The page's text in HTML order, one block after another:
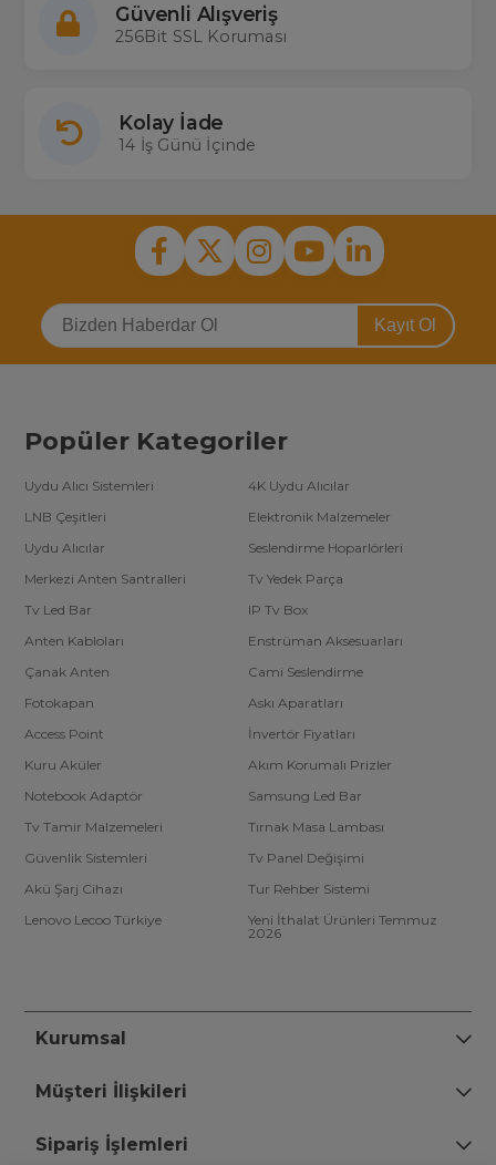
Güvenli Alışveriş
256Bit SSL Koruması
Kolay İade
14 İş Günü İçinde
Kayıt Ol
Popüler Kategoriler
Uydu Alıcı Sistemleri
4K Uydu Alıcılar
LNB Çeşitleri
Elektronik Malzemeler
Uydu Alıcılar
Seslendirme Hoparlörleri
Merkezi Anten Santralleri
Tv Yedek Parça
Tv Led Bar
IP Tv Box
Anten Kabloları
Enstrüman Aksesuarları
Çanak Anten
Cami Seslendirme
Fotokapan
Askı Aparatları
Access Point
İnvertör Fiyatları
Kuru Aküler
Akım Korumalı Prizler
Notebook Adaptör
Samsung Led Bar
Tv Tamir Malzemeleri
Tırnak Masa Lambası
Güvenlik Sistemleri
Tv Panel Değişimi
Akü Şarj Cihazı
Tur Rehber Sistemi
Lenovo Lecoo Türkiye
Yeni İthalat Ürünleri Temmuz
2026
Kurumsal
Müşteri İlişkileri
Sipariş İşlemleri